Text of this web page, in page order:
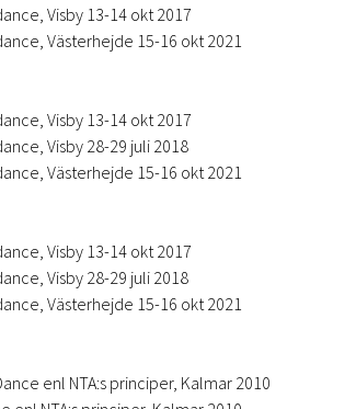
Visby 13-14 okt 2017
Västerhejde 15-16 okt 2021
Visby 13-14 okt 2017
Visby 28-29 juli 2018
Västerhejde 15-16 okt 2021
Visby 13-14 okt 2017
Visby 28-29 juli 2018
Västerhejde 15-16 okt 2021
enl NTA:s principer, Kalmar 2010